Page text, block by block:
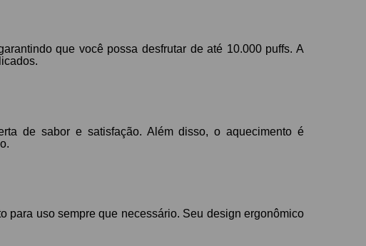
que você possa desfrutar de até 10.000 puffs. A
de sabor e satisfação. Além disso, o aquecimento é
para uso sempre que necessário. Seu design ergonômico